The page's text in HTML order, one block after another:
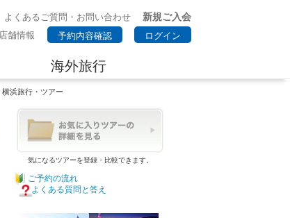
よくあるご質問・お問い合わせ
新規ご入会
店舗情報 予約内容確認 ログイン
海外旅行
浜旅行・ツアー
気になるツアーを登録・比較できます。
ご予約の流れ
よくある質問と答え